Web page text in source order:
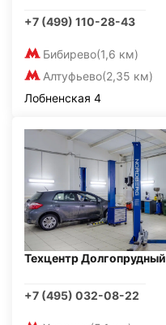
+7 (499) 110-28-43
Бибирево(1,6 км)
Алтуфьево(2,35 км)
Лобненская 4
Техцентр Долгопрудный
+7 (495) 032-08-22